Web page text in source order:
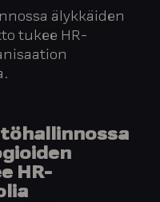
älykkäiden
tukee HR-
HR-